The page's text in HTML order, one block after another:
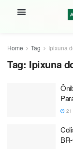
Home Tag Ipixuna
Tag: Ipixuna
21